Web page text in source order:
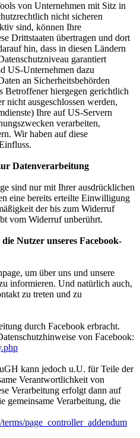
von Unternehmen mit Sitz in
nicht sicheren
sind, können Ihre
Drittstaaten übertragen und dort
hin, dass in diesen Ländern
garantiert
US-Unternehmen dazu
an Sicherheitsbehörden
Betroffener hiergegen gerichtlich
nicht ausgeschlossen werden,
Ihre auf US-Servern
verarbeiten,
Wir haben auf diese
Datenverarbeitung
sind nur mit Ihrer ausdrücklichen
eine bereits erteilte Einwilligung
der bis zum Widerruf
vom Widerruf unberührt.
Nutzer unseres Facebook-
um über uns und unsere
informieren. Und natürlich auch,
zu treten und zu
durch Facebook erbracht.
von Facebook:
kann jedoch u.U. für Teile der
Verantwortlichkeit von
Verarbeitung erfolgt dann auf
gemeinsame Verarbeitung, die
page_controller_addendum